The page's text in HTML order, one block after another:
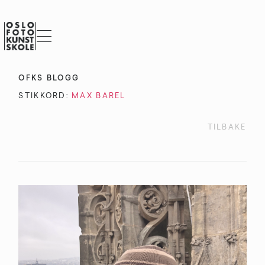
OFKS BLOGG
STIKKORD: MAX BAREL
TILBAKE